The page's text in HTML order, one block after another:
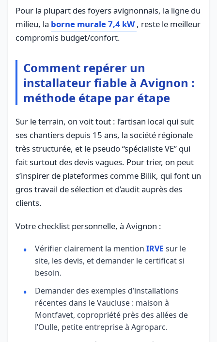
Pour la plupart des foyers avignonnais, la ligne du
milieu, la borne murale 7,4 kW , reste le meilleur
compromis budget/confort.
Comment repérer un
installateur fiable à Avignon :
méthode étape par étape
Sur le terrain, on voit tout : l’artisan local qui suit
ses chantiers depuis 15 ans, la société régionale
très structurée, et le pseudo “spécialiste VE” qui
fait surtout des devis vagues. Pour trier, on peut
s’inspirer de plateformes comme Bilik, qui font un
gros travail de sélection et d’audit auprès des
clients.
Votre checklist personnelle, à Avignon :
Vérifier clairement la mention IRVE sur le
site, les devis, et demander le certificat si
besoin.
Demander des exemples d’installations
récentes dans le Vaucluse : maison à
Montfavet, copropriété près des allées de
l’Oulle, petite entreprise à Agroparc.